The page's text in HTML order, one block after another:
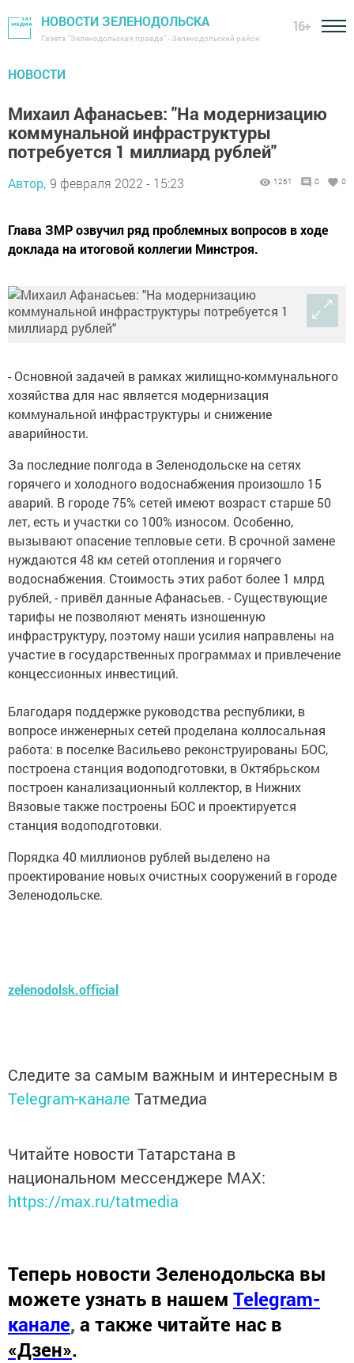
НОВОСТИ ЗЕЛЕНОДОЛЬСКА
Газета "Зеленодольская правда" - Зеленодольский район
16+
НОВОСТИ
Михаил Афанасьев: "На модернизацию
коммунальной инфраструктуры
потребуется 1 миллиард рублей"
Автор, 9 февраля 2022 - 15:23 1261 0 0
Глава ЗМР озвучил ряд проблемных вопросов в ходе
доклада на итоговой коллегии Минстроя.
- Основной задачей в рамках жилищно-коммунального
хозяйства для нас является модернизация
коммунальной инфраструктуры и снижение
аварийности.
За последние полгода в Зеленодольске на сетях
горячего и холодного водоснабжения произошло 15
аварий. В городе 75% сетей имеют возраст старше 50
лет, есть и участки со 100% износом. Особенно,
вызывают опасение тепловые сети. В срочной замене
нуждаются 48 км сетей отопления и горячего
водоснабжения. Стоимость этих работ более 1 млрд
рублей, - привёл данные Афанасьев. - Существующие
тарифы не позволяют менять изношенную
инфраструктуру, поэтому наши усилия направлены на
участие в государственных программах и привлечение
концессионных инвестиций.
Благодаря поддержке руководства республики, в
вопросе инженерных сетей проделана коллосальная
работа: в поселке Васильево реконструированы БОС,
построена станция водоподготовки, в Октябрьском
построен канализационный коллектор, в Нижних
Вязовые также построены БОС и проектируется
станция водоподготовки.
Порядка 40 миллионов рублей выделено на
проектирование новых очистных сооружений в городе
Зеленодольске.
zelenodolsk.official
Следите за самым важным и интересным в
Telegram-канале Татмедиа
Читайте новости Татарстана в
национальном мессенджере MАХ:
https://max.ru/tatmedia
Теперь новости Зеленодольска вы
можете узнать в нашем Telegram-
канале, а также читайте нас в
«Дзен».